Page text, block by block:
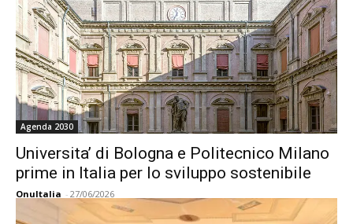
Agenda 2030
Universita’ di Bologna e Politecnico Milano
prime in Italia per lo sviluppo sostenibile
OnuItalia - 27/06/2026